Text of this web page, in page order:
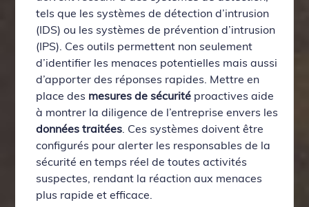
tels que les systèmes de détection d’intrusion
(IDS) ou les systèmes de prévention d’intrusion
(IPS). Ces outils permettent non seulement
d’identifier les menaces potentielles mais aussi
d’apporter des réponses rapides. Mettre en
place des mesures de sécurité proactives aide
à montrer la diligence de l’entreprise envers les
données traitées. Ces systèmes doivent être
configurés pour alerter les responsables de la
sécurité en temps réel de toutes activités
suspectes, rendant la réaction aux menaces
plus rapide et efficace.